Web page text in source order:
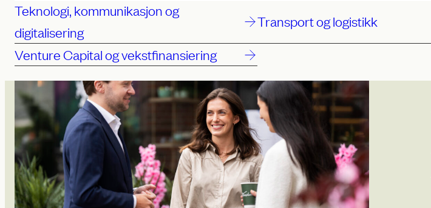
Teknologi, kommunikasjon og
digitalisering
Transport og logistikk
Venture Capital og vekstfinansiering